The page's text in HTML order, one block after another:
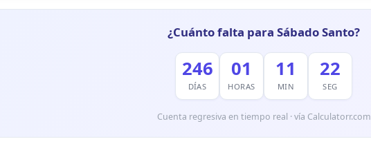
¿Cuánto falta para Sábado Santo?
246
DÍAS
01
HORAS
11
MIN
21
SEG
Cuenta regresiva en tiempo real · vía Calculatorr.com